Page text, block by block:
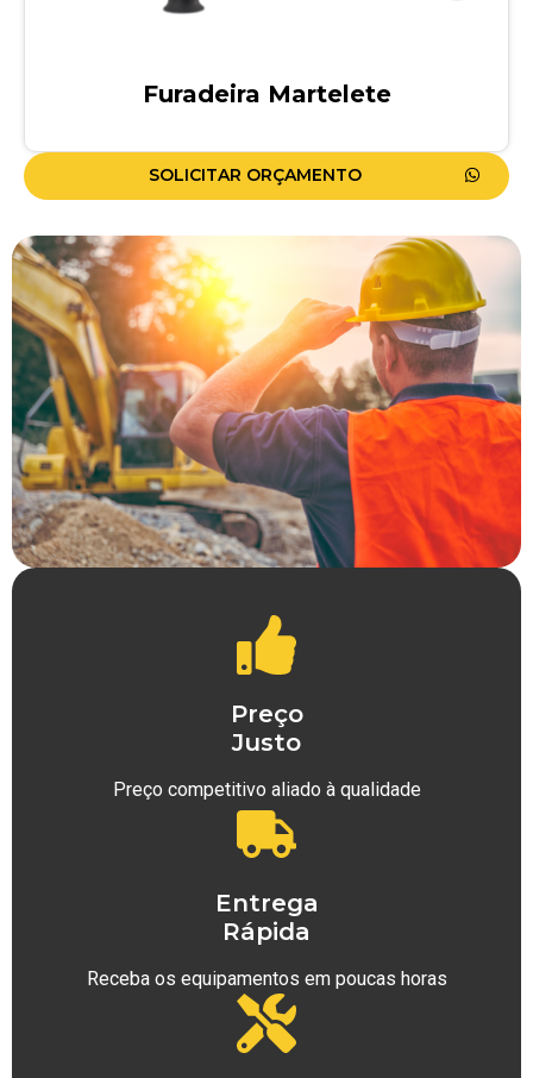
Furadeira Martelete
SOLICITAR ORÇAMENTO
Preço
Justo
Preço competitivo aliado à qualidade
Entrega
Rápida
Receba os equipamentos em poucas horas